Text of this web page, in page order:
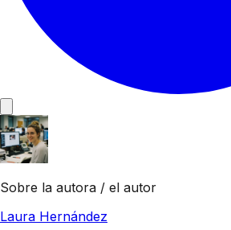
Sobre la autora / el autor
Laura Hernández